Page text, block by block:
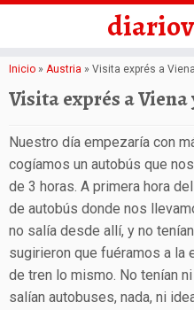
Saltar
al
contenido
Inicio » Austria » Visita exprés a
Visita exprés a
Nuestro día empezaría con
cogíamos un autobús que
de 3 horas. A primera hora
de autobús donde nos
no salía desde allí, y no
sugirieron que fuéramos a la
de tren lo mismo. No tenían
salían autobuses, nada, ni